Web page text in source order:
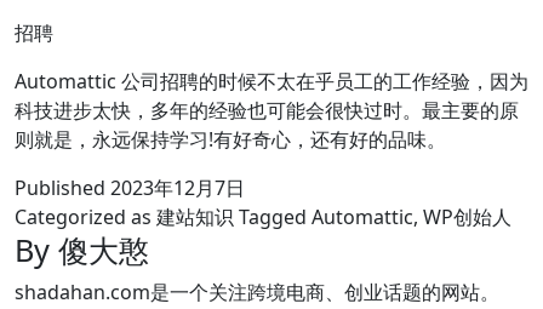
招聘
Automattic 公司招聘的时候不太在乎员工的工作经验，因为
科技进步太快，多年的经验也可能会很快过时。最主要的原
则就是，永远保持学习!有好奇心，还有好的品味。
Published 2023年12月7日
Categorized as 建站知识 Tagged Automattic, WP创始人
By 傻大憨
shadahan.com是一个关注跨境电商、创业话题的网站。